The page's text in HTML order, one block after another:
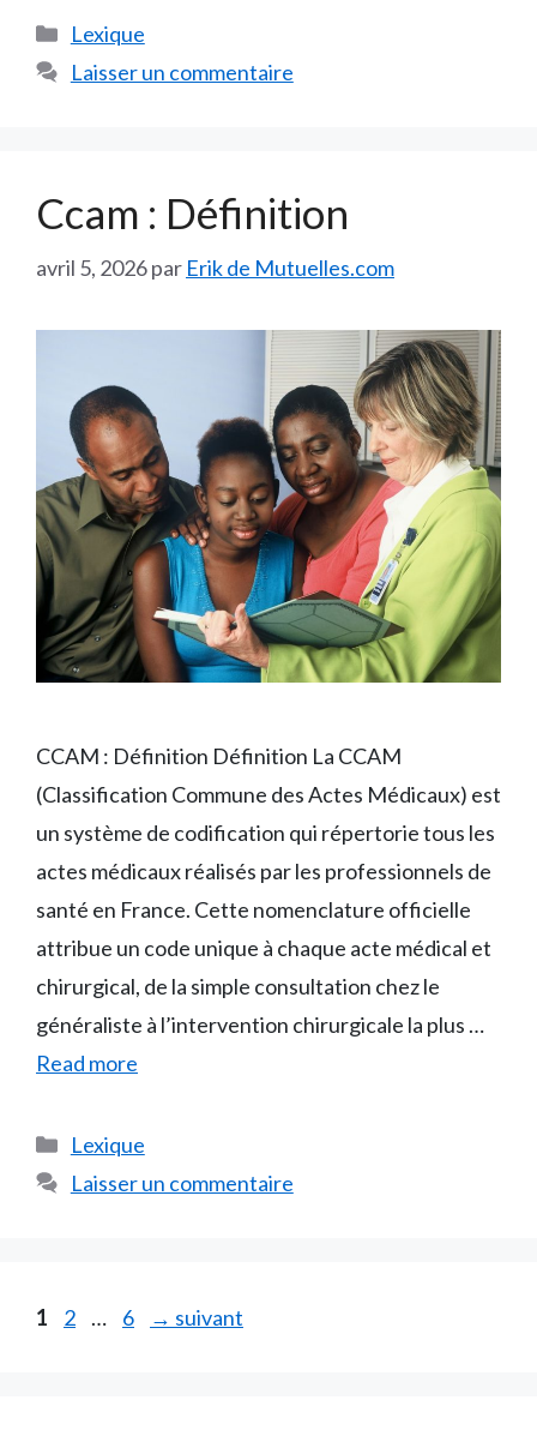
Catégories
Lexique
Laisser un commentaire
Ccam : Définition
avril 5, 2026par Erik de Mutuelles.com
CCAM : Définition Définition La CCAM
(Classification Commune des Actes Médicaux) est
un système de codification qui répertorie tous les
actes médicaux réalisés par les professionnels de
santé en France. Cette nomenclature officielle
attribue un code unique à chaque acte médical et
chirurgical, de la simple consultation chez le
généraliste à l’intervention chirurgicale la plus …
Read more
Catégories
Lexique
Laisser un commentaire
Page
1 Page
2 … Page
6 → suivant